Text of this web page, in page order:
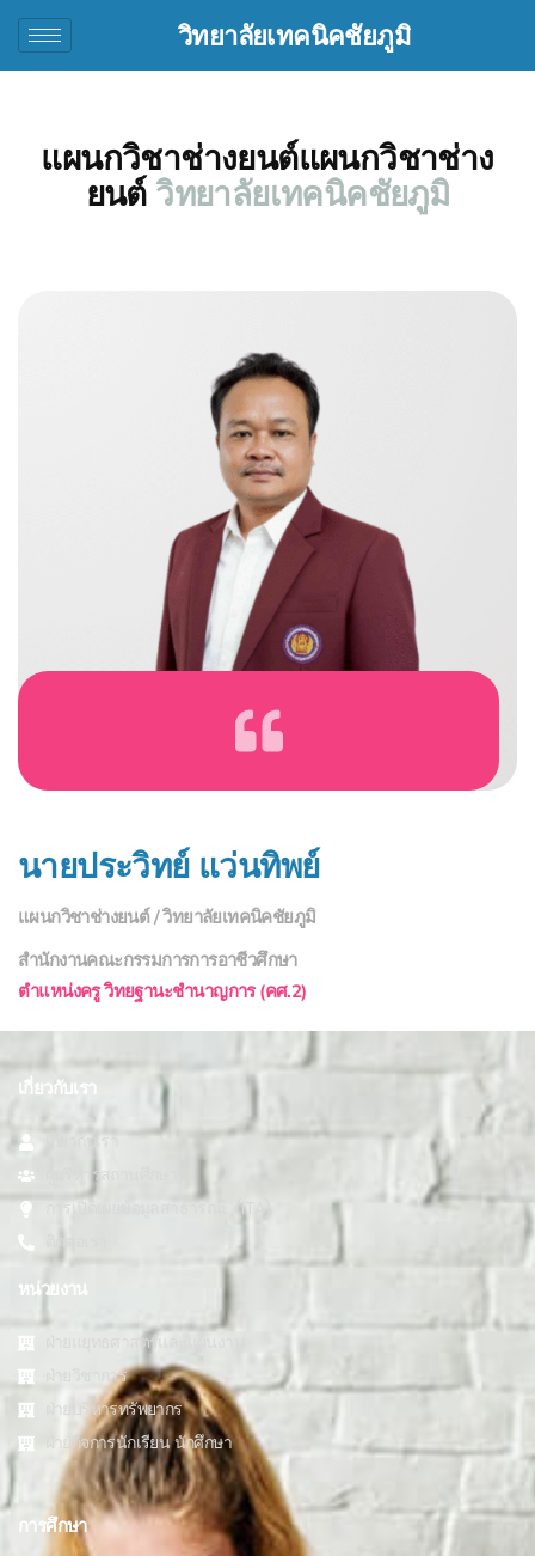
วิทยาลัยเทคนิคชัยภูมิ
แผนกวิชาช่างยนต์แผนกวิชาช่าง
ยนต์ วิทยาลัยเทคนิคชัยภูมิ
นายประวิทย์ แว่นทิพย์
แผนกวิชาช่างยนต์ / วิทยาลัยเทคนิคชัยภูมิ
สำนักงานคณะกรรมการการอาชีวศึกษา
ตำแหน่งครู วิทยฐานะชำนาญการ (คศ.2)
เกี่ยวกับเรา
ผู้บริหารสถานศึกษา
การเปิดเผยข้อมูลสาธารณะ (ITA)
หน่วยงาน
ฝ่ายแยุทธศาสตร์และแผนงาน
ฝ่ายวิชาการ
ฝ่ายบริหารทรัพยากร
ฝ่ายกิจการนักเรียน นักศึกษา
การศึกษา